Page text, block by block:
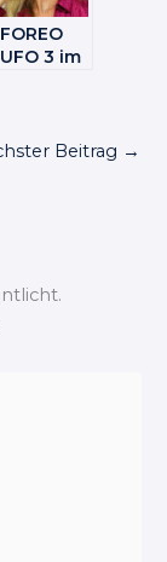
FOREO
UFO 3 im
ehrlicheBeitrag →